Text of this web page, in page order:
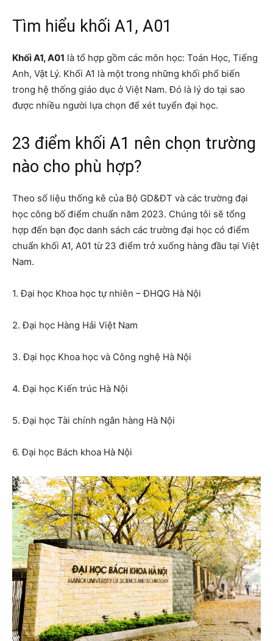
Tìm hiểu khối A1, A01
Khối A1, A01 là tổ hợp gồm các môn học: Toán Học, Tiếng
Anh, Vật Lý. Khối A1 là một trong những khối phổ biến
trong hệ thống giáo dục ở Việt Nam. Đó là lý do tại sao
được nhiều người lựa chọn để xét tuyển đại học.
23 điểm khối A1 nên chọn trường
nào cho phù hợp?
Theo số liệu thống kê của Bộ GD&ĐT và các trường đại
học công bố điểm chuẩn năm 2023. Chúng tôi sẽ tổng
hợp đến bạn đọc danh sách các trường đại học có điểm
chuẩn khối A1, A01 từ 23 điểm trở xuống hàng đầu tại Việt
Nam.
1. Đại học Khoa học tự nhiên – ĐHQG Hà Nội
2. Đại học Hàng Hải Việt Nam
3. Đại học Khoa học và Công nghệ Hà Nội
4. Đại học Kiến trúc Hà Nội
5. Đại học Tài chính ngân hàng Hà Nội
6. Đại học Bách khoa Hà Nội